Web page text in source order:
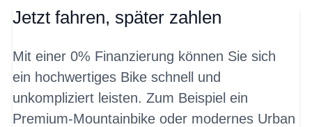
Jetzt fahren, später zahlen
Mit einer 0% Finanzierung können Sie sich
ein hochwertiges Bike schnell und
unkompliziert leisten. Zum Beispiel ein
Premium-Mountainbike oder modernes Urban